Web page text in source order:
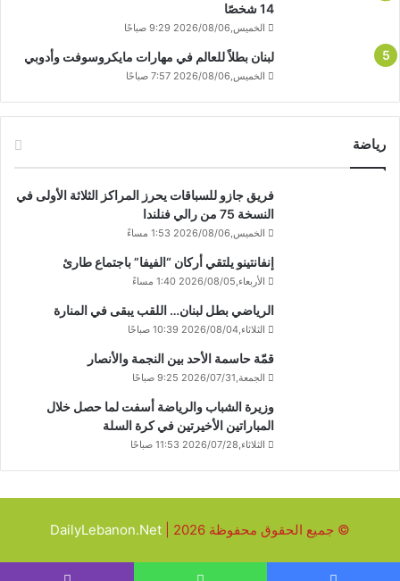
14 شخصًا
الخميس,2026/08/06 9:29 صباحًا
لبنان بطلاً للعالم في مهارات مايكروسوفت وأدوبي
الخميس,2026/08/06 7:57 صباحًا
رياضة
فريق جازو للسباقات يحرز المراكز الثلاثة الأولى في
النسخة 75 من رالي فنلندا
الخميس,2026/08/06 1:53 مساءً
إنفانتينو يلتقي أركان “الفيفا” باجتماع طارئ
الأربعاء,2026/08/05 1:40 مساءً
الرياضي بطل لبنان… اللقب يبقى في المنارة
الثلاثاء,2026/08/04 10:39 صباحًا
قمّة حاسمة الأحد بين النجمة والأنصار
الجمعة,2026/07/31 9:25 صباحًا
وزيرة الشباب والرياضة أسفت لما حصل خلال
المباراتين الأخيرتين في كرة السلة
الثلاثاء,2026/07/28 11:53 صباحًا
© جميع الحقوق محفوظة 2026 | DailyLebanon.Net